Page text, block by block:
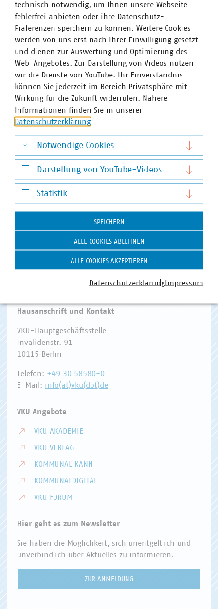
Simon Schnepper
Referent
+49 211 159243-14
schnepper(at)vku(dot)de
VKU-Bereiche
ENERGIEWIRTSCHAFTWASSER/ABWASSER ABFALLWIRTSCHAFT
RECHT
Hausanschrift und Kontakt
VKU-Hauptgeschäftsstelle
Invalidenstr. 91
10115 Berlin
Telefon: +49 30 58580-0
E-Mail: info(at)vku(dot)de
VKU Angebote
VKU AKADEMIE
VKU VERLAG
KOMMUNAL KANN
KOMMUNALDIGITAL
VKU FORUM
Hier geht es zum Newsletter
Sie haben die Möglichkeit, sich unentgeltlich und
unverbindlich über Aktuelles zu informieren.
ZUR ANMELDUNG
technisch notwendig, um Ihnen unsere Webseite
fehlerfrei anbieten oder ihre Datenschutz-
Präferenzen speichern zu können. Weitere Cookies
werden von uns erst nach Ihrer Einwilligung gesetzt
und dienen zur Auswertung und Optimierung des
Web-Angebotes. Zur Darstellung von Videos nutzen
wir die Dienste von YouTube. Ihr Einverständnis
können Sie jederzeit im Bereich Privatsphäre mit
Wirkung für die Zukunft widerrufen. Nähere
Informationen finden Sie in unserer
Datenschutzerklärung.
Notwendige Cookies
Notwendige Cookies
Darstellung von YouTube-Videos
Darstellung von YouTube-Videos
Statistik
Statistik
SPEICHERN
ALLE COOKIES ABLEHNEN
ALLE COOKIES AKZEPTIEREN
DatenschutzerklärungImpressum